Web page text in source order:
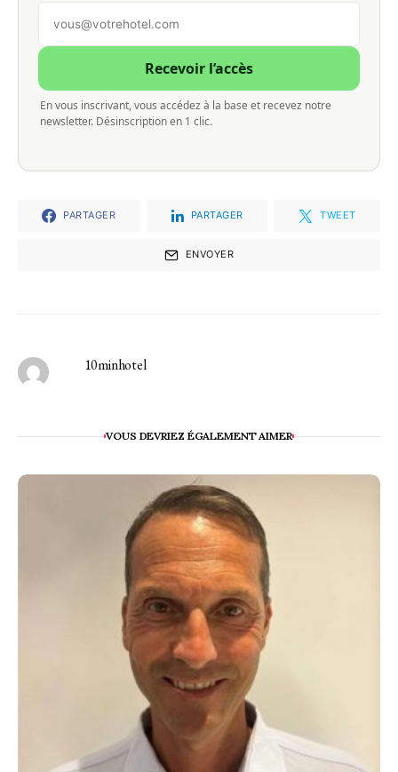
Recevoir l’accès
En vous inscrivant, vous accédez à la base et recevez notre
newsletter. Désinscription en 1 clic.
PARTAGER PARTAGER TWEET
ENVOYER
10minhotel
VOUS DEVRIEZ ÉGALEMENT AIMER